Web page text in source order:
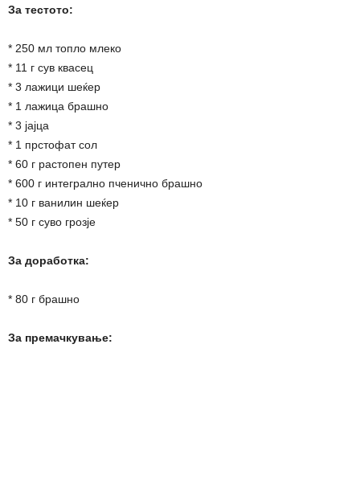
За тестото:
* 250 мл топло млеко
* 11 г сув квасец
* 3 лажици шеќер
* 1 лажица брашно
* 3 јајца
* 1 прстофат сол
* 60 г растопен путер
* 600 г интегрално пченично брашно
* 10 г ванилин шеќер
* 50 г суво грозје
За доработка:
* 80 г брашно
За премачкување: